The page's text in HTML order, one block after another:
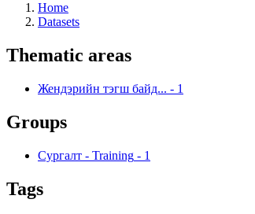
Home
Datasets
Thematic areas
Жендэрийн тэгш байд... - 1
Groups
Сургалт - Training - 1
Tags